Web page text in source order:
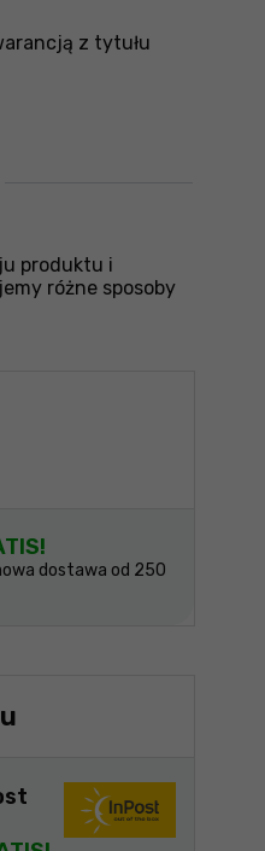
z tytułu
produktu i
różne sposoby
dostawa od 250